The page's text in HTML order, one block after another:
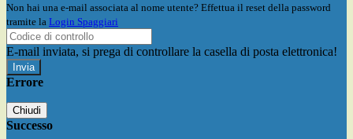
Non hai una e-mail associata al nome utente? Effettua il reset della password
tramite la Login Spaggiari
E-mail inviata, si prega di controllare la casella di posta elettronica!
Errore
Chiudi
Successo